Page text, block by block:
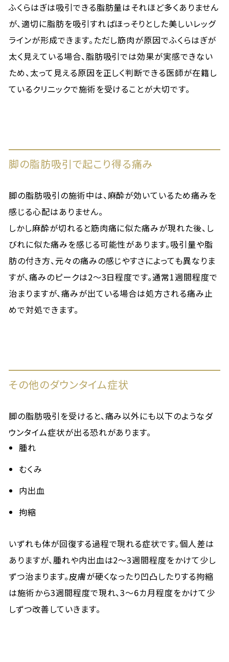
ふくらはぎは吸引できる脂肪量はそれほど多くありません
が、適切に脂肪を吸引すればほっそりとした美しいレッグ
ラインが形成できます。ただし筋肉が原因でふくらはぎが
太く見えている場合、脂肪吸引では効果が実感できない
ため、太って見える原因を正しく判断できる医師が在籍し
ているクリニックで施術を受けることが大切です。
脚の脂肪吸引で起こり得る痛み
脚の脂肪吸引の施術中は、麻酔が効いているため痛みを
感じる心配はありません。
しかし麻酔が切れると筋肉痛に似た痛みが現れた後、し
びれに似た痛みを感じる可能性があります。吸引量や脂
肪の付き方、元々の痛みの感じやすさによっても異なりま
すが、痛みのピークは2〜3日程度です。通常1週間程度で
治まりますが、痛みが出ている場合は処方される痛み止
めで対処できます。
その他のダウンタイム症状
脚の脂肪吸引を受けると、痛み以外にも以下のようなダ
ウンタイム症状が出る恐れがあります。
腫れ
むくみ
内出血
拘縮
いずれも体が回復する過程で現れる症状です。個人差は
ありますが、腫れや内出血は2〜3週間程度をかけて少し
ずつ治まります。皮膚が硬くなったり凹凸したりする拘縮
は施術から3週間程度で現れ、3〜6カ月程度をかけて少
しずつ改善していきます。